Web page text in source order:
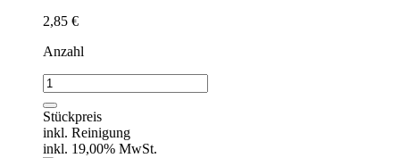
2,85 €
Anzahl
Verlust
-
Brotteller
Menge
Stückpreis
inkl. Reinigung
inkl. 19,00% MwSt.